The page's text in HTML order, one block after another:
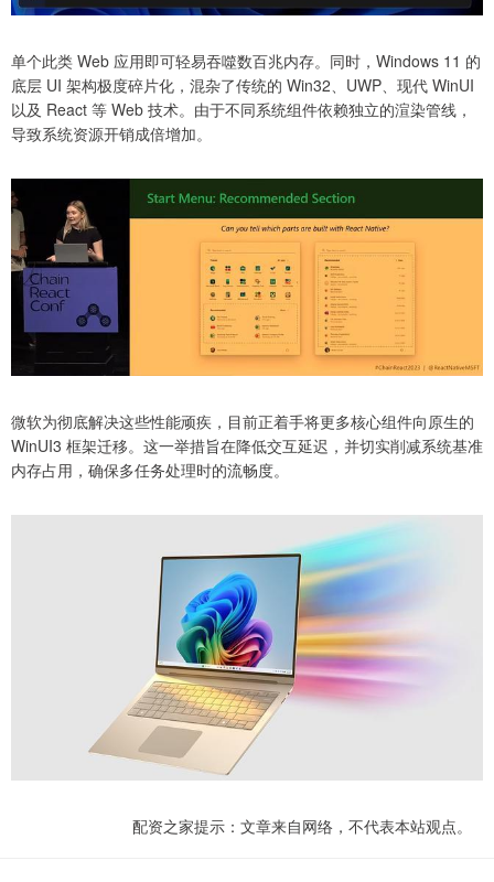
单个此类 Web 应用即可轻易吞噬数百兆内存。同时，Windows 11 的
底层 UI 架构极度碎片化，混杂了传统的 Win32、UWP、现代 WinUI
以及 React 等 Web 技术。由于不同系统组件依赖独立的渲染管线，
导致系统资源开销成倍增加。
微软为彻底解决这些性能顽疾，目前正着手将更多核心组件向原生的
WinUI3 框架迁移。这一举措旨在降低交互延迟，并切实削减系统基准
内存占用，确保多任务处理时的流畅度。
配资之家提示：文章来自网络，不代表本站观点。